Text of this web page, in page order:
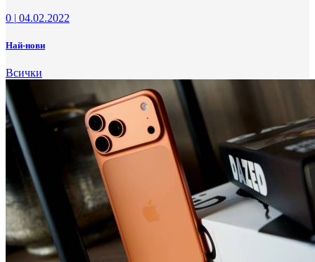
0 | 04.02.2022
Най-нови
Всички